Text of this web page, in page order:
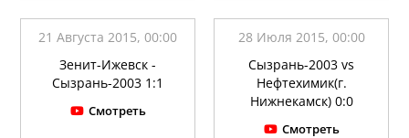
21 Августа 2015, 00:00
Зенит-Ижевск -
Сызрань-2003 1:1
Смотреть
28 Июля 2015, 00:00
Сызрань-2003 vs
Нефтехимик(г.
Нижнекамск) 0:0
Смотреть